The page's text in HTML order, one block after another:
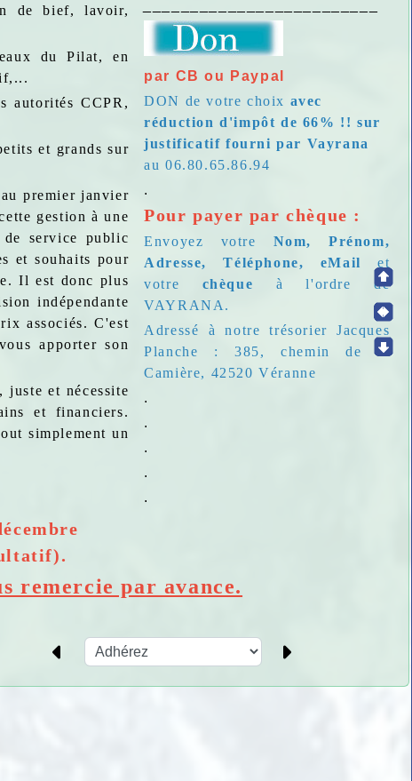
de bief, lavoir,
du Pilat, en
autorités CCPR,
et grands sur
u premier janvier
gestion à une
service public
et souhaits pour
Il est donc plus
indépendante
associés. C'est
apporter son
juste et nécessite
et financiers.
simplement un
par CB ou Paypal
DON de votre choix avec
réduction d'impôt de 66% !! sur
justificatif fourni par Vayrana
au 06.80.65.86.94
.
Pour payer par chèque :
Envoyez votre Nom, Prénom,
Adresse, Téléphone, eMailet
votre chèque à l'ordre de
VAYRANA.
Adressé à notre trésorier Jacques
Planche : 385, chemin de la
Camière, 42520 Véranne
.
.
.
.
.
remercie par avance.